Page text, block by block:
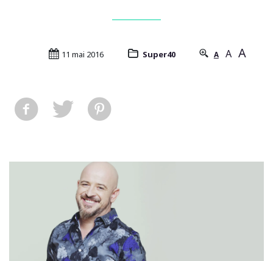
11 mai 2016 Super40 A A A